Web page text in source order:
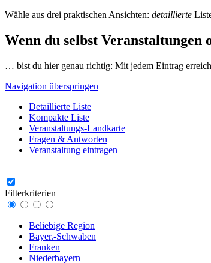
Wähle aus drei praktischen Ansichten: detaillierte
Wenn du selbst
… bist du hier genau richtig: Mit jedem Eintrag
Navigation überspringen
Detaillierte Liste
Kompakte Liste
Veranstaltungs-Landkarte
Fragen & Antworten
Veranstaltung eintragen
Filterkriterien
Beliebige Region
Bayer.-Schwaben
Franken
Niederbayern